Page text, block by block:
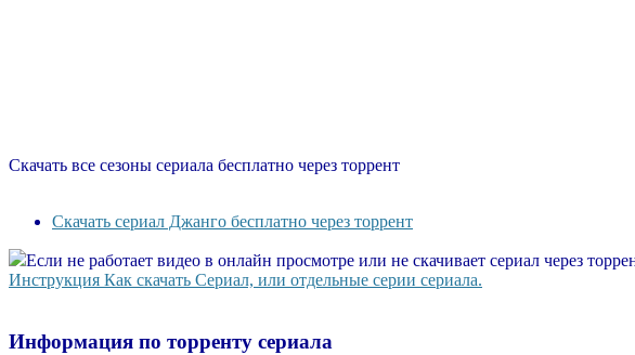
Скачать все сезоны сериала бесплатно через торрент
Скачать сериал Джанго бесплатно через торрент
Если не работает видео в онлайн просмотре или не скачивает сериал через
Инструкция Как скачать Сериал, или отдельные серии сериала.
Информация по торренту сериала